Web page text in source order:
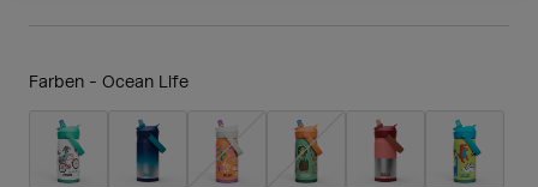
Farben - Ocean Life